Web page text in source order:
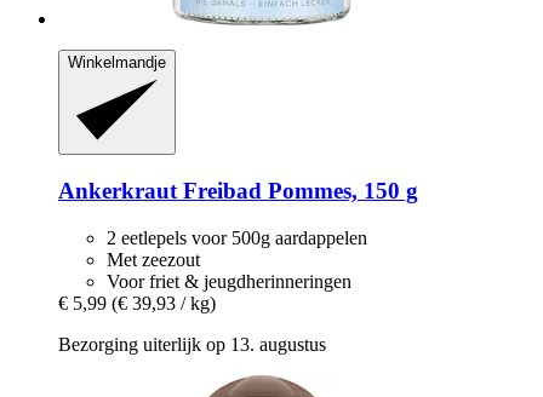
Winkelmandje
Ankerkraut Freibad Pommes, 150 g
2 eetlepels voor 500g aardappelen
Met zeezout
Voor friet & jeugdherinneringen
€ 5,99 (€ 39,93 / kg)
Bezorging uiterlijk op 13. augustus